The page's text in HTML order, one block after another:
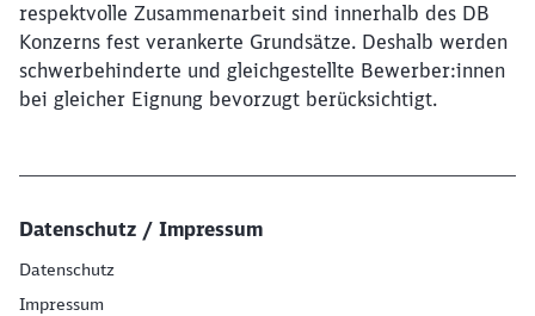
respektvolle Zusammenarbeit sind innerhalb des DB
Konzerns fest verankerte Grundsätze. Deshalb werden
schwerbehinderte und gleichgestellte Bewerber:innen
bei gleicher Eignung bevorzugt berücksichtigt.
Datenschutz / Impressum
Datenschutz
Impressum